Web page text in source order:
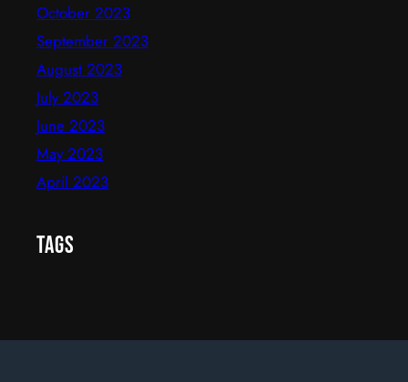
October 2023
September 2023
August 2023
July 2023
June 2023
May 2023
April 2023
Tags